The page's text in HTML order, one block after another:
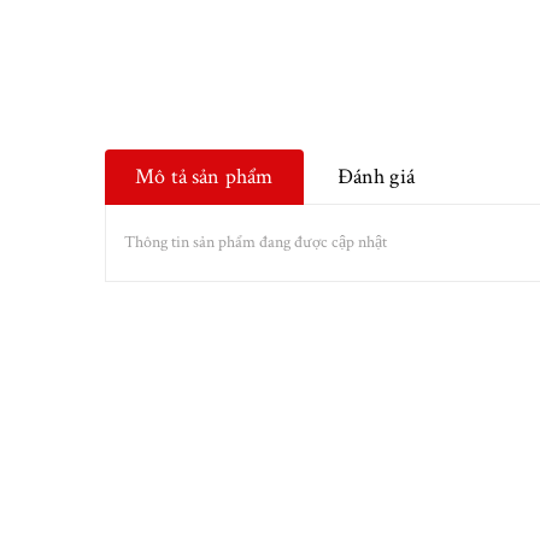
Mô tả sản phẩm Đánh giá
Thông tin sản phẩm đang được cập nhật